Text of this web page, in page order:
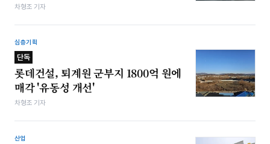
차형조 기자
심층기획
단독
롯데건설, 퇴계원 군부지 1800억 원에
매각 '유동성 개선'
차형조 기자
산업